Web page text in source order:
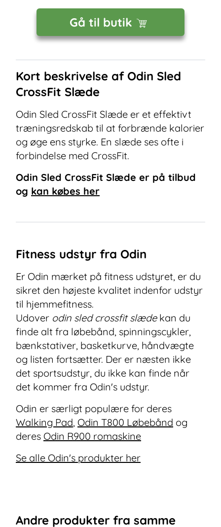
Gå til butik
Kort beskrivelse af Odin Sled
CrossFit Slæde
Odin Sled CrossFit Slæde er et effektivt
træningsredskab til at forbrænde kalorier
og øge ens styrke. En slæde ses ofte i
forbindelse med CrossFit.
Odin Sled CrossFit Slæde er på tilbud
og kan købes her
Fitness udstyr fra Odin
Er Odin mærket på fitness udstyret, er du
sikret den højeste kvalitet indenfor udstyr
til hjemmefitness.
Udover odin sled crossfit slædekan du
finde alt fra løbebånd, spinningscykler,
bænkstativer, basketkurve, håndvægte
og listen fortsætter. Der er næsten ikke
det sportsudstyr, du ikke kan finde når
det kommer fra Odin's udstyr.
Odin er særligt populære for deres
Walking Pad, Odin T800 Løbebånd og
deres Odin R900 romaskine
Se alle Odin's produkter her
Andre produkter fra samme